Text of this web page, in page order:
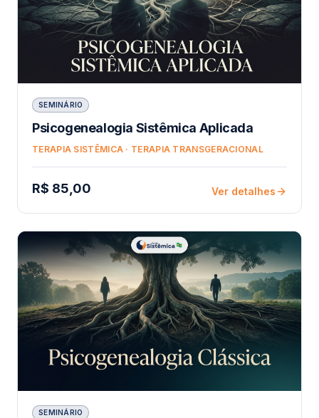
SEMINÁRIO
Psicogenealogia Sistêmica Aplicada
TERAPIA SISTÊMICA · TERAPIA TRANSGERACIONAL
R$ 85,00 Ver detalhes
SEMINÁRIO